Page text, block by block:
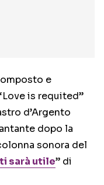
e
is requited”
d’Argento
dopo la
sonora del
sarà utile” di